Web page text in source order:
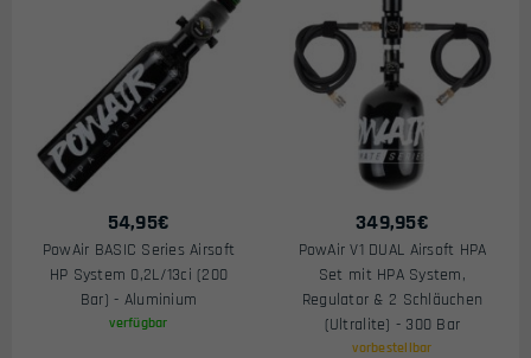
54,95€
PowAir BASIC Series Airsoft
HP System 0,2L/13ci (200
Bar) - Aluminium
verfügbar
349,95€
PowAir V1 DUAL Airsoft HPA
Set mit HPA System,
Regulator & 2 Schläuchen
(Ultralite) - 300 Bar
vorbestellbar